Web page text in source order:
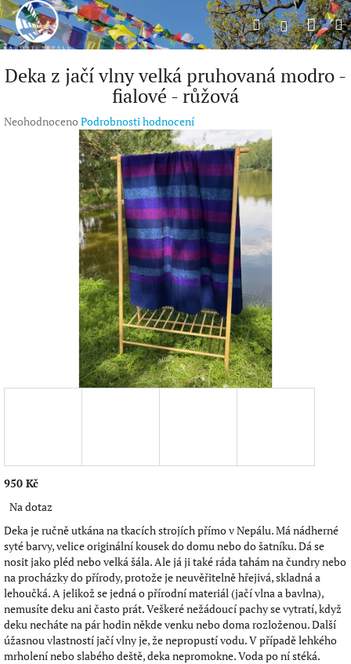
Přejít
na
obsah
HledatPřihlášení
Deka z jačí vlny velká pruhovaná modro -
fialové - růžová
Průměrné
Neohodnoceno Podrobnosti hodnocení
950 Kč
cena:
Na dotaz
Deka je ručně utkána na tkacích strojích přímo v Nepálu. Má nádherné
syté barvy, velice originální kousek do domu nebo do šatníku. Dá se
nosit jako pléd nebo velká šála. Ale já ji také ráda tahám na čundry nebo
na procházky do přírody, protože je neuvěřitelně hřejivá, skladná a
lehoučká. A jelikož se jedná o přírodní materiál (jačí vlna a bavlna),
nemusíte deku ani často prát. Veškeré nežádoucí pachy se vytratí, když
deku necháte na pár hodin někde venku nebo doma rozloženou. Další
úžasnou vlastností jačí vlny je, že nepropustí vodu. V případě lehkého
mrholení nebo slabého deště, deka nepromokne. Voda po ní stéká.